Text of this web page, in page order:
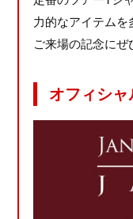
力的なアイテムを
ご来場の記念にぜ
オフィシ